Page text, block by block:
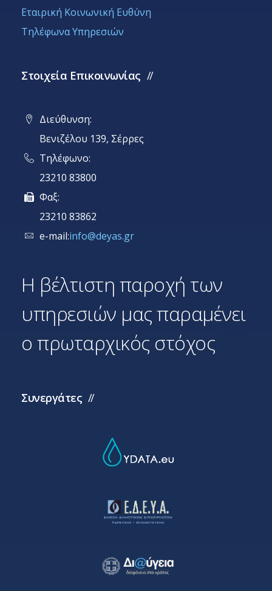
Εταιρική Κοινωνική Ευθύνη
Τηλέφωνα Υπηρεσιών
Στοιχεία Επικοινωνίας
Διεύθυνση:
Βενιζέλου 139, Σέρρες
Τηλέφωνο:
23210 83800
Φαξ:
23210 83862
e-mail:info@deyas.gr
Η βέλτιστη παροχή των
υπηρεσιών μας παραμένει
ο πρωταρχικός στόχος
Συνεργάτες